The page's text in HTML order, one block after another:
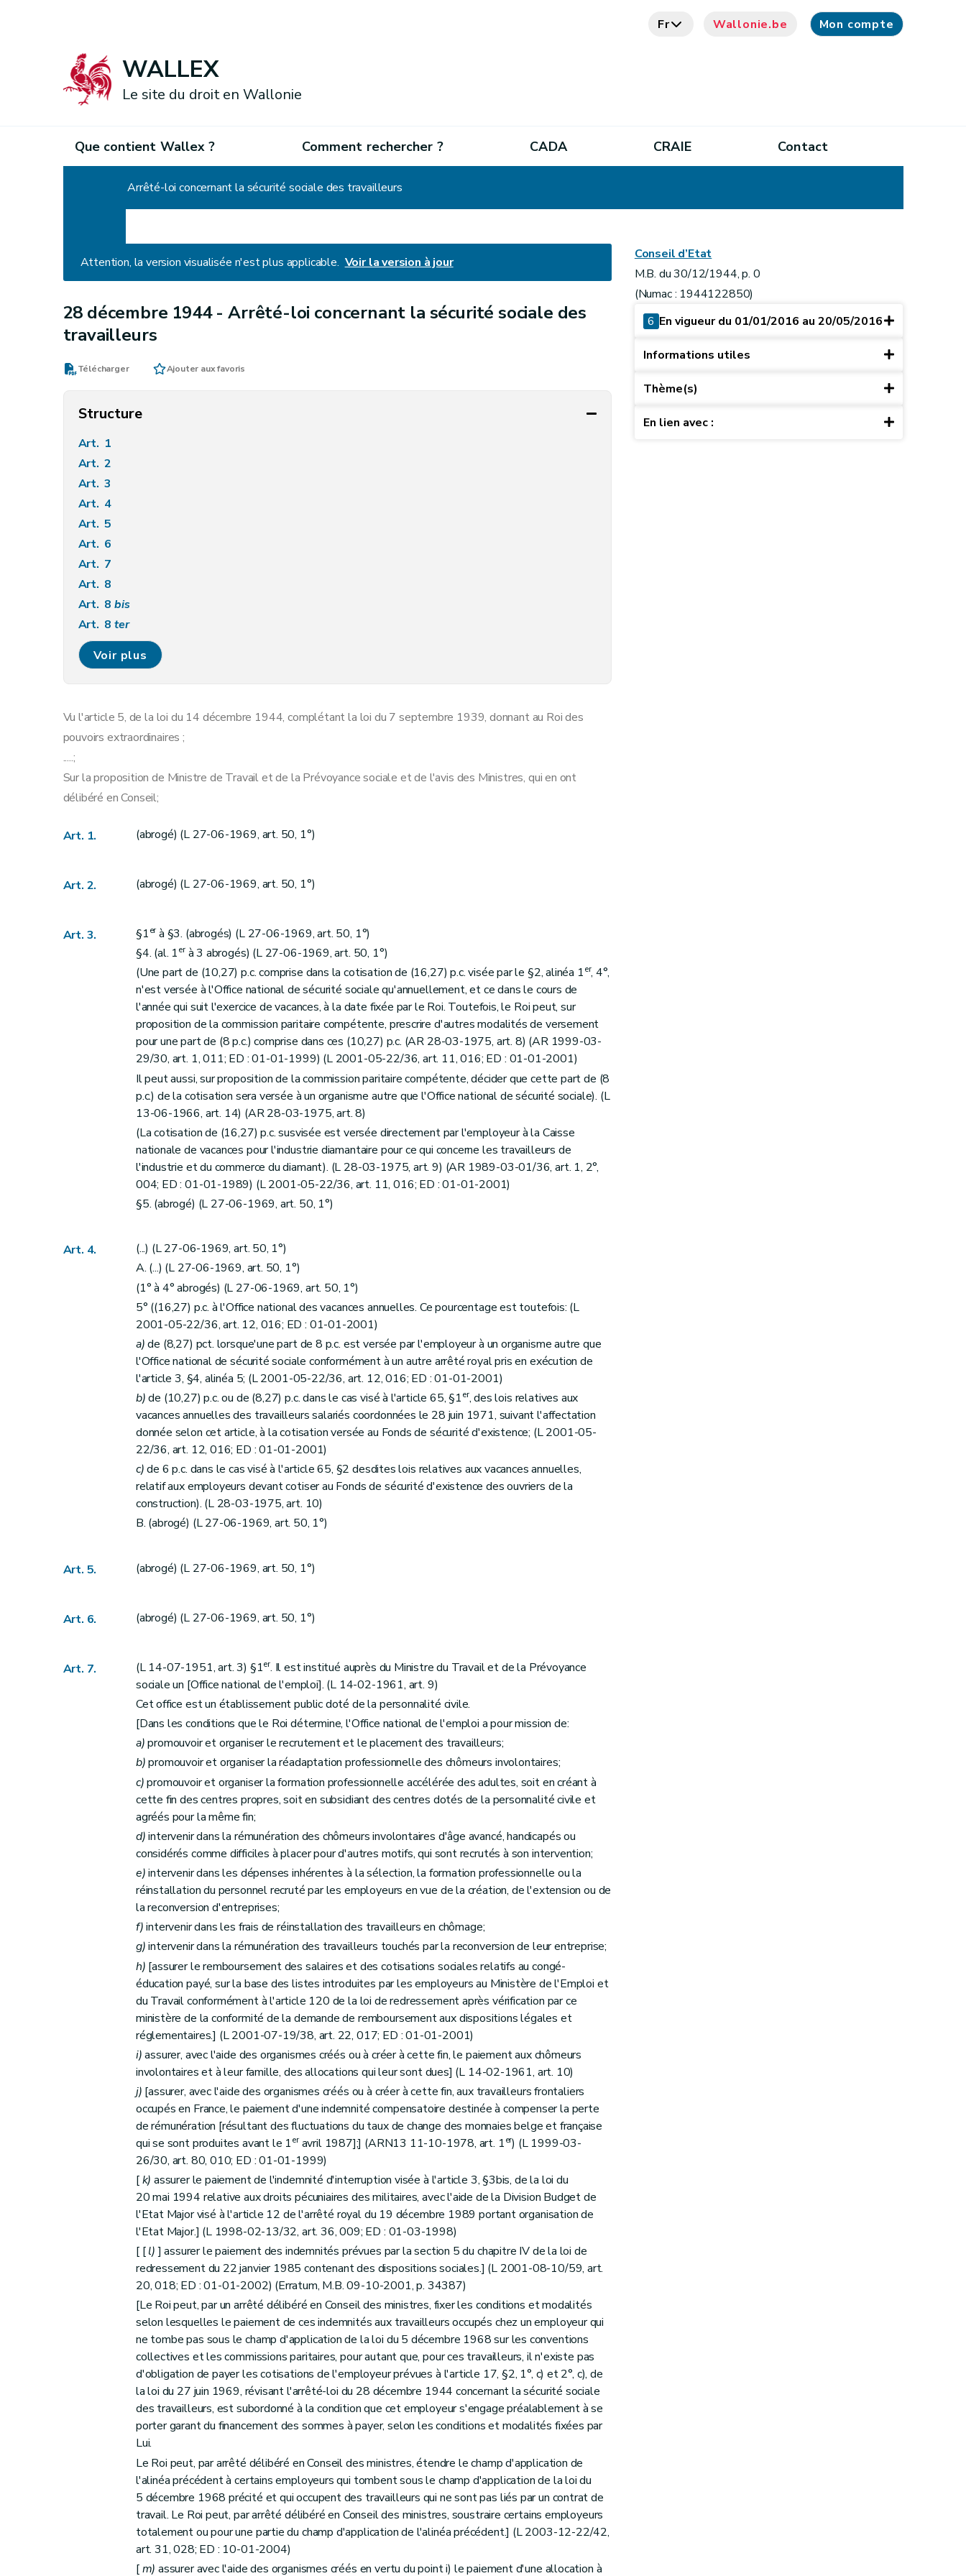
Fr Wallonie.be Mon compte
WALLEX
Le site du droit en Wallonie
Que contient Wallex ? Comment rechercher ? CADA CRAIE Contact
Arrêté-loi concernant la sécurité sociale des travailleurs
Attention, la version visualisée n'est plus applicable. Voir la version à jour
28 décembre 1944 -Arrêté-loi concernant la sécurité sociale des
travailleurs
Télécharger Ajouter aux favoris
Structure
Art. 1
Art. 2
Art. 3
Art. 4
Art. 5
Art. 6
Art. 7
Art. 8
Art. 8bis
Art. 8ter
Art. 9
Art. 10
Art. 13
Art. 14
Voir plus
Vu l'article 5, de la loi du 14 décembre 1944, complétant la loi du 7 septembre 1939, donnant au Roi des
pouvoirs extraordinaires ;
.....;
Sur la proposition de Ministre de Travail et de la Prévoyance sociale et de l'avis des Ministres, qui en ont
délibéré en Conseil;
Art. 1. (abrogé) (L 27-06-1969, art. 50, 1°)
Art. 2. (abrogé) (L 27-06-1969, art. 50, 1°)
Art. 3. §1erà §3. (abrogés) (L 27-06-1969, art. 50, 1°)
§4. (al. 1erà 3 abrogés) (L 27-06-1969, art. 50, 1°)
(Une part de (10,27) p.c. comprise dans la cotisation de (16,27) p.c. visée par le §2, alinéa 1er, 4°,
n'est versée à l'Office national de sécurité sociale qu'annuellement, et ce dans le cours de
l'année qui suit l'exercice de vacances, à la date fixée par le Roi. Toutefois, le Roi peut, sur
proposition de la commission paritaire compétente, prescrire d'autres modalités de versement
pour une part de (8 p.c.) comprise dans ces (10,27) p.c. (AR 28-03-1975, art. 8) (AR 1999-03-
29/30, art. 1, 011; ED : 01-01-1999) (L 2001-05-22/36, art. 11, 016; ED : 01-01-2001)
Il peut aussi, sur proposition de la commission paritaire compétente, décider que cette part de (8
p.c.) de la cotisation sera versée à un organisme autre que l'Office national de sécurité sociale). (L
13-06-1966, art. 14) (AR 28-03-1975, art. 8)
(La cotisation de (16,27) p.c. susvisée est versée directement par l'employeur à la Caisse
nationale de vacances pour l'industrie diamantaire pour ce qui concerne les travailleurs de
l'industrie et du commerce du diamant). (L 28-03-1975, art. 9) (AR 1989-03-01/36, art. 1, 2°,
004; ED : 01-01-1989) (L 2001-05-22/36, art. 11, 016; ED : 01-01-2001)
§5. (abrogé) (L 27-06-1969, art. 50, 1°)
Art. 4.
(...) (L 27-06-1969, art. 50, 1°)
A. (...) (L 27-06-1969, art. 50, 1°)
(1° à 4° abrogés) (L 27-06-1969, art. 50, 1°)
5° ((16,27) p.c. à l'Office national des vacances annuelles. Ce pourcentage est toutefois: (L
2001-05-22/36, art. 12, 016; ED : 01-01-2001)
a)de (8,27) pct. lorsque'une part de 8 p.c. est versée par l'employeur à un organisme autre que
l'Office national de sécurité sociale conformément à un autre arrêté royal pris en exécution de
l'article 3, §4, alinéa 5; (L 2001-05-22/36, art. 12, 016; ED : 01-01-2001)
b)de (10,27) p.c. ou de (8,27) p.c. dans le cas visé à l'article 65, §1er, des lois relatives aux
vacances annuelles des travailleurs salariés coordonnées le 28 juin 1971, suivant l'affectation
donnée selon cet article, à la cotisation versée au Fonds de sécurité d'existence; (L 2001-05-
22/36, art. 12, 016; ED : 01-01-2001)
c)de 6 p.c. dans le cas visé à l'article 65, §2 desdites lois relatives aux vacances annuelles,
relatif aux employeurs devant cotiser au Fonds de sécurité d'existence des ouvriers de la
construction). (L 28-03-1975, art. 10)
B. (abrogé) (L 27-06-1969, art. 50, 1°)
Art. 5. (abrogé) (L 27-06-1969, art. 50, 1°)
Art. 6. (abrogé) (L 27-06-1969, art. 50, 1°)
Art. 7. (L 14-07-1951, art. 3) §1er. Il est institué auprès du Ministre du Travail et de la Prévoyance
sociale un [Office national de l'emploi]. (L 14-02-1961, art. 9)
Cet office est un établissement public doté de la personnalité civile.
[Dans les conditions que le Roi détermine, l'Office national de l'emploi a pour mission de:
a)promouvoir et organiser le recrutement et le placement des travailleurs;
b)promouvoir et organiser la réadaptation professionnelle des chômeurs involontaires;
c)promouvoir et organiser la formation professionnelle accélérée des adultes, soit en créant à
cette fin des centres propres, soit en subsidiant des centres dotés de la personnalité civile et
agréés pour la même fin;
d)intervenir dans la rémunération des chômeurs involontaires d'âge avancé, handicapés ou
considérés comme difficiles à placer pour d'autres motifs, qui sont recrutés à son intervention;
e)intervenir dans les dépenses inhérentes à la sélection, la formation professionnelle ou la
réinstallation du personnel recruté par les employeurs en vue de la création, de l'extension ou de
la reconversion d'entreprises;
f)intervenir dans les frais de réinstallation des travailleurs en chômage;
g)intervenir dans la rémunération des travailleurs touchés par la reconversion de leur entreprise;
h) [assurer le remboursement des salaires et des cotisations sociales relatifs au congé-
éducation payé, sur la base des listes introduites par les employeurs au Ministère de l'Emploi et
du Travail conformément à l'article 120 de la loi de redressement après vérification par ce
ministère de la conformité de la demande de remboursement aux dispositions légales et
réglementaires.] (L 2001-07-19/38, art. 22, 017; ED : 01-01-2001)
i)assurer, avec l'aide des organismes créés ou à créer à cette fin, le paiement aux chômeurs
involontaires et à leur famille, des allocations qui leur sont dues] (L 14-02-1961, art. 10)
j) [assurer, avec l'aide des organismes créés ou à créer à cette fin, aux travailleurs frontaliers
occupés en France, le paiement d'une indemnité compensatoire destinée à compenser la perte
de rémunération [résultant des fluctuations du taux de change des monnaies belge et française
qui se sont produites avant le 1eravril 1987];] (ARN13 11-10-1978, art. 1er) (L 1999-03-
26/30, art. 80, 010; ED : 01-01-1999)
[k) assurer le paiement de l'indemnité d'interruption visée à l'article 3, §3bis, de la loi du
20 mai 1994 relative aux droits pécuniaires des militaires, avec l'aide de la Division Budget de
l'Etat Major visé à l'article 12 de l'arrêté royal du 19 décembre 1989 portant organisation de
l'Etat Major.] (L 1998-02-13/32, art. 36, 009; ED : 01-03-1998)
[ [l)] assurer le paiement des indemnités prévues par la section 5 du chapitre IV de la loi de
redressement du 22 janvier 1985 contenant des dispositions sociales.] (L 2001-08-10/59, art.
20, 018; ED : 01-01-2002) (Erratum, M.B. 09-10-2001, p. 34387)
[Le Roi peut, par un arrêté délibéré en Conseil des ministres, fixer les conditions et modalités
selon lesquelles le paiement de ces indemnités aux travailleurs occupés chez un employeur qui
ne tombe pas sous le champ d'application de la loi du 5 décembre 1968 sur les conventions
collectives et les commissions paritaires, pour autant que, pour ces travailleurs, il n'existe pas
d'obligation de payer les cotisations de l'employeur prévues à l'article 17, §2, 1°, c) et 2°, c), de
la loi du 27 juin 1969, révisant l'arrêté-loi du 28 décembre 1944 concernant la sécurité sociale
des travailleurs, est subordonné à la condition que cet employeur s'engage préalablement à se
porter garant du financement des sommes à payer, selon les conditions et modalités fixées par
Lui.
Le Roi peut, par arrêté délibéré en Conseil des ministres, étendre le champ d'application de
l'alinéa précédent à certains employeurs qui tombent sous le champ d'application de la loi du
5 décembre 1968 précité et qui occupent des travailleurs qui ne sont pas liés par un contrat de
travail. Le Roi peut, par arrêté délibéré en Conseil des ministres, soustraire certains employeurs
totalement ou pour une partie du champ d'application de l'alinéa précédent.] (L 2003-12-22/42,
art. 31, 028; ED : 10-01-2004)
[m) assurer avec l'aide des organismes créés en vertu du point i) le paiement d'une allocation à
Conseil d’Etat
M.B. du 30/12/1944, p. 0
(Numac : 1944122850)
6 En vigueur du 01/01/2016 au 20/05/2016
Informations utiles
Thème(s)
En lien avec :